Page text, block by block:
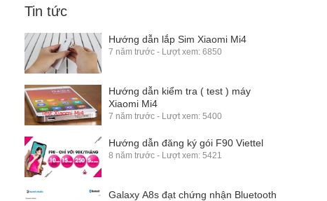
Tin tức
Hướng dẫn lắp Sim Xiaomi Mi4
7 năm trước - Lượt xem: 6850
Hướng dẫn kiểm tra ( test ) máy
Xiaomi Mi4
7 năm trước - Lượt xem: 5400
Hướng dẫn đăng ký gói F90 Viettel
8 năm trước - Lượt xem: 5421
Galaxy A8s đạt chứng nhận Bluetooth